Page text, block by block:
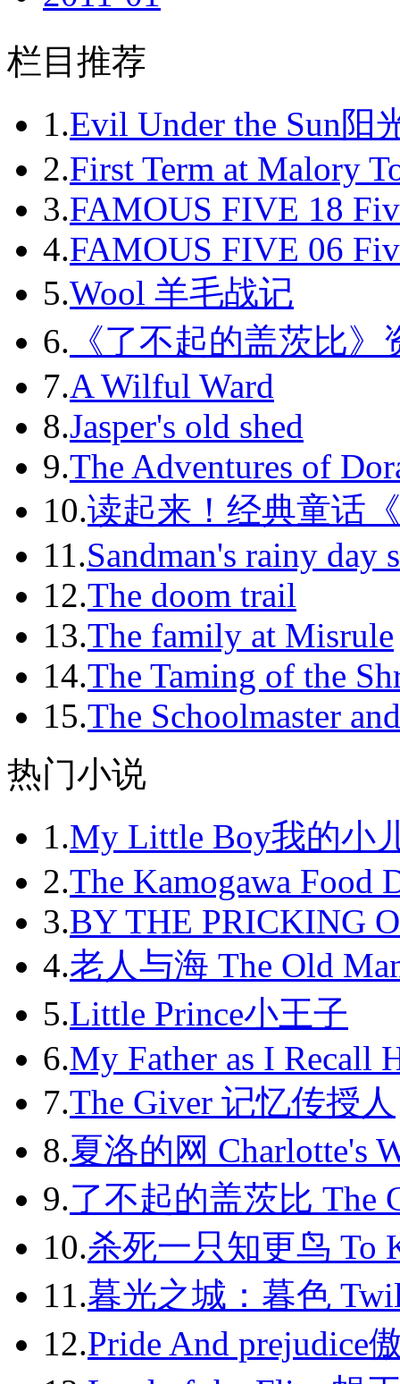
2011-02
2011-03
2011-04
2011-05
2011-06
2011-07
2011-08
2011-09
2011-10
2011-11
2011-12
2012-01
2012-02
2012-03
2012-04
2012-05
2012-06
2012-07
2012-08
2012-09
2012-10
2012-11
2012-12
2013-01
2013-02
2013-03
2013-04
2013-05
2013-06
2013-07
2013-08
2013-09
2013-10
2013-11
栏目推荐
1.Evil Under the Sun阳
2.First Term at Malory
3.FAMOUS FIVE 18
4.FAMOUS FIVE 06
5.Wool 羊毛战记
6. 《了不起的盖茨比》
7.A Wilful Ward
8.Jasper's old shed
9.The Adventures of
10.读起来！经典童话
11.Sandman's rainy day
12.The doom trail
13.The family at Misrule
14.The Taming of the
15.The Schoolmaster
热门小说
1.My Little Boy我的小
2.The Kamogawa Food
3.BY THE PRICKING
4.老人与海 The Old
5.Little Prince小王子
6.My Father as I Recall
7.The Giver 记忆传授人
8.夏洛的网 Charlotte's
9.了不起的盖茨比 The
10.杀死一只知更鸟 To
11.暮光之城：暮色
12.Pride And prejudice